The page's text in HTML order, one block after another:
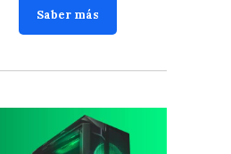
Saber más